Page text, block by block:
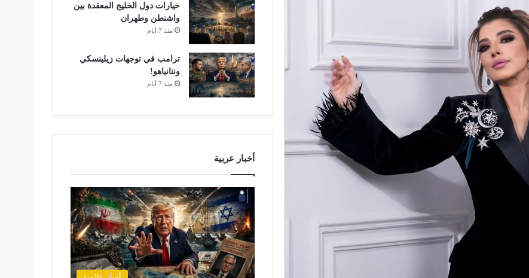
خيارات دول الخليج المعقدة بين
واشنطن وطهران
منذ 7 أيام
ترامب في توجهات زيلينسكي
ونتانياهو!
منذ 7 أيام
أخبار عربية